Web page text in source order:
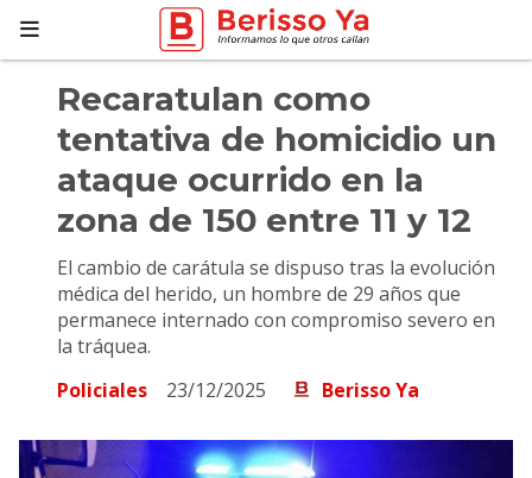
Recaratulan como
tentativa de homicidio un
ataque ocurrido en la
zona de 150 entre 11 y 12
El cambio de carátula se dispuso tras la evolución
médica del herido, un hombre de 29 años que
permanece internado con compromiso severo en
la tráquea.
Policiales
23/12/2025 Berisso Ya